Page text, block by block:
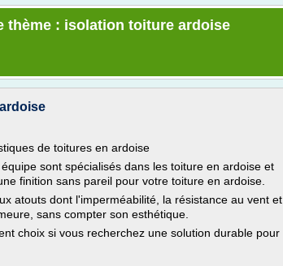
thème : isolation toiture ardoise
de toitures en ardoise
sont spécialisés dans les toiture en ardoise et
finition sans pareil pour votre toiture en ardoise.
atouts dont l'imperméabilité, la résistance au vent et
sans compter son esthétique.
choix si vous recherchez une solution durable pour